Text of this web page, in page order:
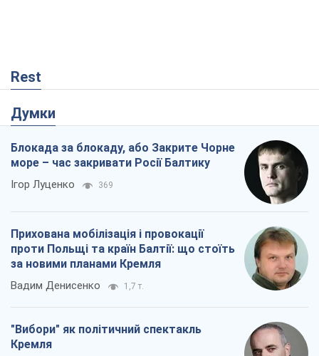
Rest
Думки
Блокада за блокаду, або Закрите Чорне
море – час закривати Росії Балтику
Ігор Луценко 369
Прихована мобілізація і провокації
проти Польщі та країн Балтії: що стоїть
за новими планами Кремля
Вадим Денисенко 1,7 т.
"Вибори" як політичний спектакль
Кремля